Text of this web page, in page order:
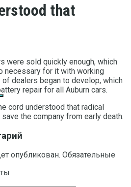
that
were sold quickly enough, which
necessary for it with working
of dealers began to develop, which
repair for all Auburn cars.
cord understood that radical
the company from early death.
опубликован. Обязательные